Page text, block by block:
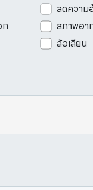
ลดความ
สภาพอา
ล้อเลียน